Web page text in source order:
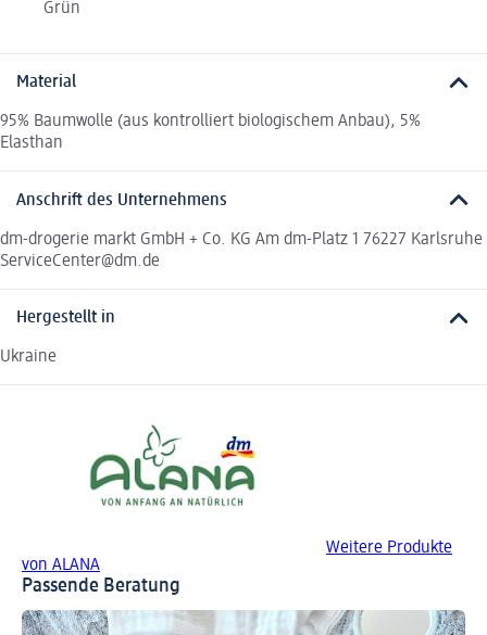
Grün
Material
95% Baumwolle (aus kontrolliert biologischem Anbau), 5%
Elasthan
Anschrift des Unternehmens
dm-drogerie markt GmbH + Co. KG Am dm-Platz 1 76227 Karlsruhe
ServiceCenter@dm.de
Hergestellt in
Ukraine
Weitere Produkte
von ALANA
Passende Beratung